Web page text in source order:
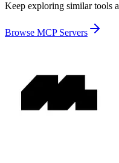
Keep exploring similar tools
Browse MCP Servers